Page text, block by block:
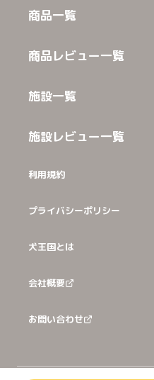
商品一覧
商品レビュー一覧
施設一覧
施設レビュー一覧
利用規約
プライバシーポリシー
犬王国とは
会社概要
お問い合わせ